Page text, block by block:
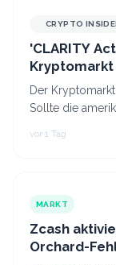
CRYPTO
'CLARITY
Chancen'
Der
Sollte die
werden, könnte
vor 1 Tag
MARKT
Zcash
Orchard-